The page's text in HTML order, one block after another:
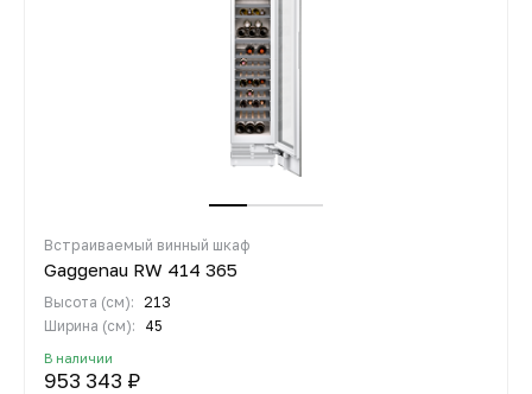
Встраиваемый винный шкаф
Gaggenau RW 414 365
Высота (см): 213
Ширина (см):
45
В наличии
953 343 ₽